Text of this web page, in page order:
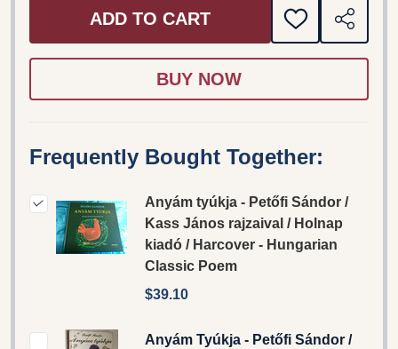
ADD TO CART
ADD
TO
SHARE
Frequently Bought Together:
Anyám tyúkja - Petőfi Sándor /
Kass János rajzaival / Holnap
kiadó / Harcover - Hungarian
Classic Poem
$39.10
Anyám Tyúkja - Petőfi Sándor /